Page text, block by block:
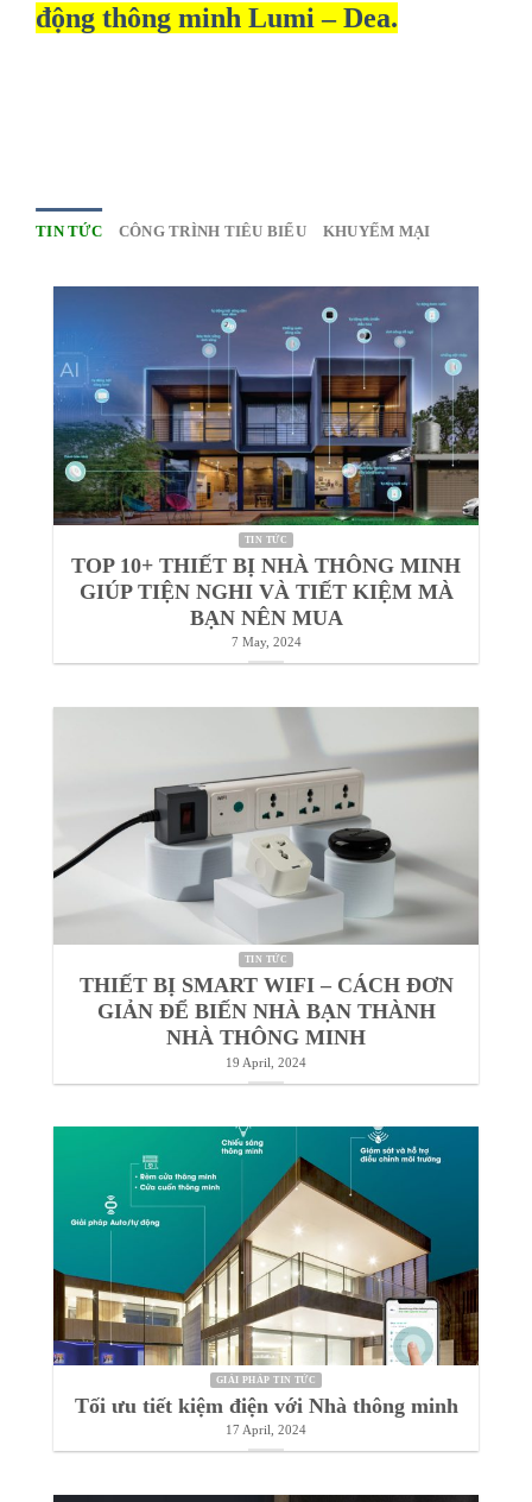
động thông minh Lumi – Dea.
TIN TỨC CÔNG TRÌNH TIÊU BIỂU KHUYẾM MẠI
TIN TỨC
TOP 10+ THIẾT BỊ NHÀ THÔNG MINH
GIÚP TIỆN NGHI VÀ TIẾT KIỆM MÀ
BẠN NÊN MUA
7 May, 2024
TIN TỨC
THIẾT BỊ SMART WIFI – CÁCH ĐƠN
GIẢN ĐỂ BIẾN NHÀ BẠN THÀNH
NHÀ THÔNG MINH
19 April, 2024
GIẢI PHÁP TIN TỨC
Tối ưu tiết kiệm điện với Nhà thông minh
17 April, 2024